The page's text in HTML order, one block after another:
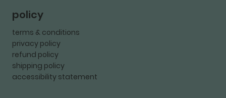
policy
terms & conditions
privacy policy
refund policy
shipping policy
accessibility statement